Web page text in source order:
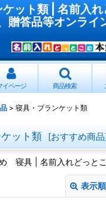
ット類 | 名前入
贈答品等オンライ
イページ 商品検索
> 寝具・ブランケット類
ット類 [おすすめ商品
寝具 | 名前入れどっと
表示